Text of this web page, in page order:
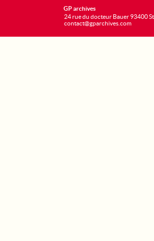
GP archives
24 rue du docteur Bauer 93400
contact@gparchives.com